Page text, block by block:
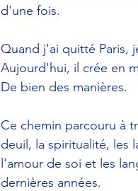
d'une fois.
Quand j'ai quitté Paris,
Aujourd'hui, il crée en
De bien des manières.
Ce chemin parcouru à
deuil, la spiritualité, les
l'amour de soi et les
dernières années.